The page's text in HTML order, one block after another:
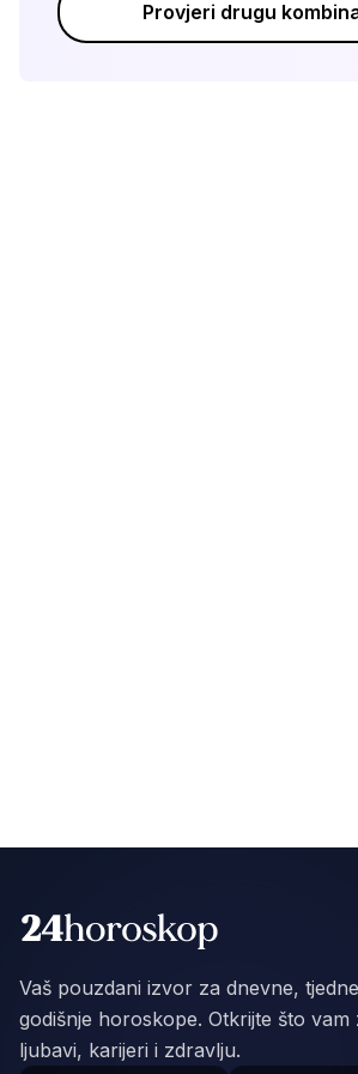
Provjeri drugu
Vaš pouzdani izvor za dnevne,
godišnje horoskope. Otkrijte što vam
ljubavi, karijeri i zdravlju.